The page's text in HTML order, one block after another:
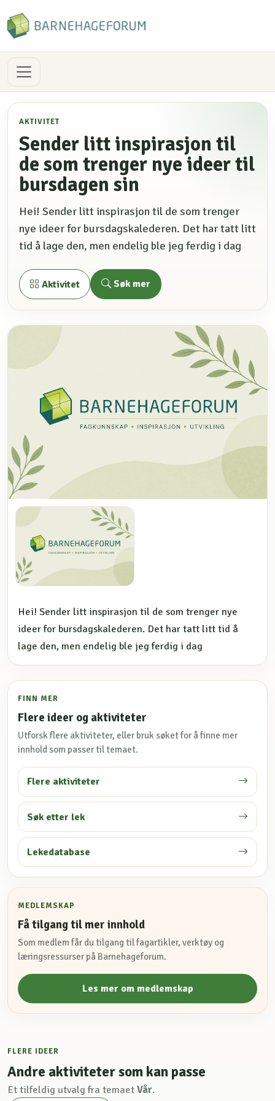
AKTIVITET
Sender litt inspirasjon til
de som trenger nye ideer til
bursdagen sin
Hei! Sender litt inspirasjon til de som trenger
nye ideer for bursdagskalederen. Det har tatt litt
tid å lage den, men endelig ble jeg ferdig i dag
Aktivitet Søk mer
Hei! Sender litt inspirasjon til de som trenger nye
ideer for bursdagskalederen. Det har tatt litt tid å
lage den, men endelig ble jeg ferdig i dag
FINN MER
Flere ideer og aktiviteter
Utforsk flere aktiviteter, eller bruk søket for å finne mer
innhold som passer til temaet.
Flere aktiviteter
Søk etter lek
Lekedatabase
MEDLEMSKAP
Få tilgang til mer innhold
Som medlem får du tilgang til fagartikler, verktøy og
læringsressurser på Barnehageforum.
Les mer om medlemskap
FLERE IDEER
Andre aktiviteter som kan passe
Et tilfeldig utvalg fra temaet Vår.